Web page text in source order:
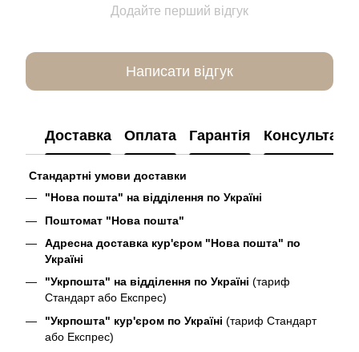
Додайте перший відгук
Написати відгук
Доставка Оплата Гарантія Консультація
Стандартні умови доставки
"Нова пошта" на відділення по Україні
Поштомат "Нова пошта"
Адресна доставка кур'єром "Нова пошта" по
Україні
"Укрпошта" на відділення по Україні (тариф
Стандарт або Експрес)
"Укрпошта" кур'єром по Україні (тариф Стандарт
або Експрес)